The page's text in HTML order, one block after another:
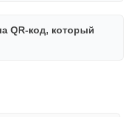
QR-код, который